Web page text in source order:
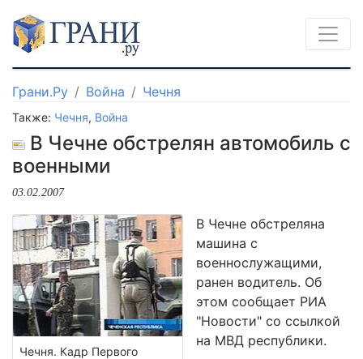
Грани.Ру Война Чечня
Также: Чечня, Война
В Чечне обстрелян автомобиль с
военными
03.02.2007
Чечня. Кадр Первого
В Чечне обстреляна
машина с
военнослужащими,
ранен водитель. Об
этом сообщает РИА
"Новости" со ссылкой
на МВД республики.